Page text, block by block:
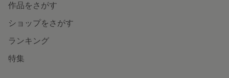
作品をさがす
ショップをさがす
ランキング
特集